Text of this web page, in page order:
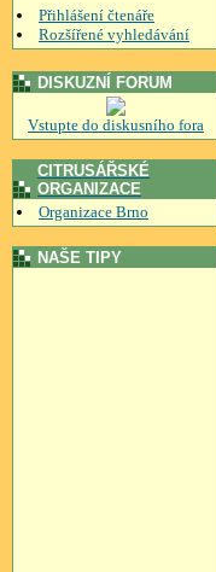
Přihlášení čtenáře
Rozšířené vyhledávání
DISKUZNÍ FORUM
Vstupte do diskusního fora
CITRUSÁŘSKÉ
ORGANIZACE
Organizace Brno
NAŠE TIPY